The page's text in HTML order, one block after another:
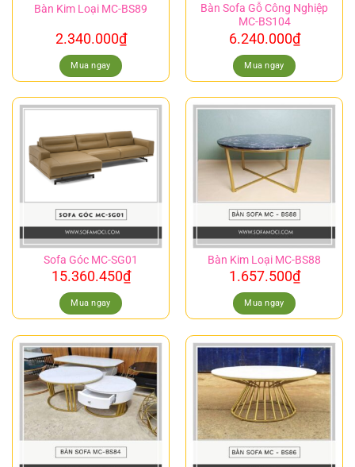
Bàn Kim Loại MC-BS89
2.340.000₫
Mua ngay
Bàn Sofa Gỗ Công Nghiệp
MC-BS104
6.240.000₫
Mua ngay
Sofa Góc MC-SG01
15.360.450₫
Mua ngay
Bàn Kim Loại MC-BS88
1.657.500₫
Mua ngay